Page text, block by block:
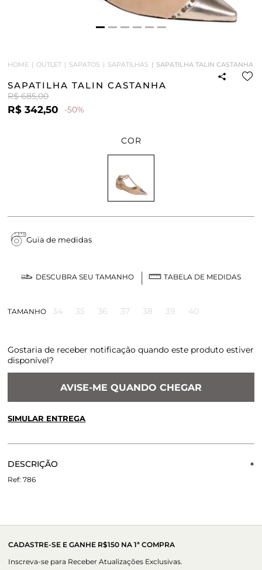
HOME OUTLET SAPATOS SAPATILHAS SAPATILHA TALIN CASTANHA
SAPATILHA TALIN CASTANHA
R$ 685,00
R$ 342,50 -50%
COR
Guia de medidas
DESCUBRA SEU TAMANHO TABELA DE MEDIDAS
TAMANHO 34 35 36 37 38 39 40
Gostaria de receber notificação quando este produto estiver
disponível?
AVISE-ME QUANDO CHEGAR
SIMULAR ENTREGA
DESCRIÇÃO
SAPATILHA TALIN CASTANHA
786
CADASTRE-SE E GANHE R$150 NA 1ª COMPRA
Inscreva-se para Receber Atualizações Exclusivas.